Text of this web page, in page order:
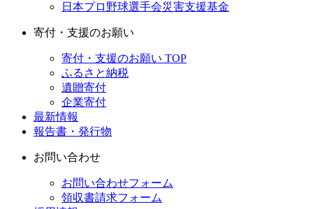
日本プロ野球選手会災害支援基金
寄付・支援のお願い
寄付・支援のお願い TOP
ふるさと納税
遺贈寄付
企業寄付
最新情報
報告書・発行物
お問い合わせ
お問い合わせフォーム
領収書請求フォーム